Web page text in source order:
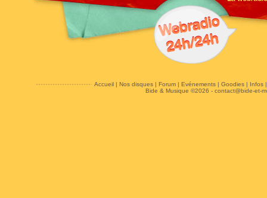
Accueil| Nos disques| Forum| Evénements| Goodies| Infos
Bide & Musique ©2026 - contact@bide-et-